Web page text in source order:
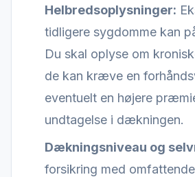
Helbredsoplysninger:
tidligere sygdomme kan
Du skal oplyse om
de kan kræve en
eventuelt en højere
undtagelse i dækningen.
Dækningsniveau og
forsikring med